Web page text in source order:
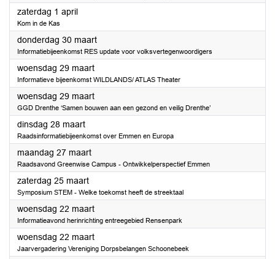
zaterdag 1 april2023
Kom in de Kas
donderdag 30 maart2023
Informatiebijeenkomst RES update voor volksvertegenwoordigers
woensdag 29 maart2023
Informatieve bijeenkomst WILDLANDS/ ATLAS Theater
woensdag 29 maart2023
GGD Drenthe ‘Samen bouwen aan een gezond en veilig Drenthe’
dinsdag 28 maart2023
Raadsinformatiebijeenkomst over Emmen en Europa
maandag 27 maart2023
Raadsavond Greenwise Campus - Ontwikkelperspectief Emmen
zaterdag 25 maart2023
Symposium STEM - Welke toekomst heeft de streektaal
woensdag 22 maart2023
Informatieavond herinrichting entreegebied Rensenpark
woensdag 22 maart2023
Jaarvergadering Vereniging Dorpsbelangen Schoonebeek